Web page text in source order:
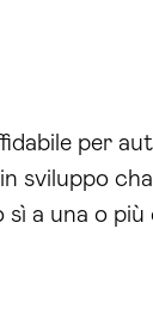
per
sviluppo
a una o più